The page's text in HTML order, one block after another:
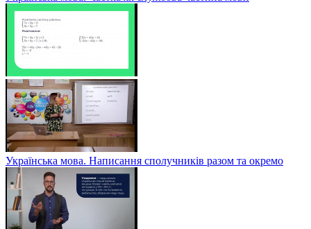
Українська мова. Написання сполучників разом та окремо